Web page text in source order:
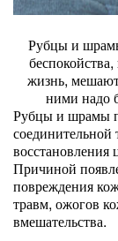
Рубцы и
жизнь,
ними надо
Рубцы и шрамы
восстановления
Причиной
повреждения
травм, ожогов
вмешательства.